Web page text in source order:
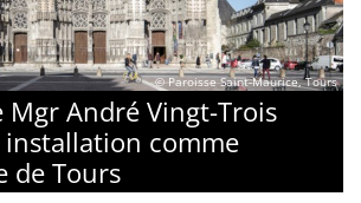
© Paroisse Saint-Maurice, Tours
Mgr André Vingt-Trois
installation comme
de Tours